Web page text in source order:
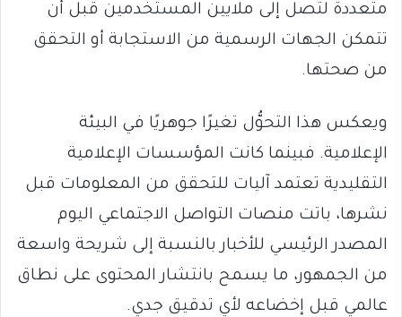
متعددة لتصل إلى ملايين المستخدمين قبل أن
تتمكن الجهات الرسمية من الاستجابة أو التحقق
من صحتها.
ويعكس هذا التحوُّل تغيرًا جوهريًا في البيئة
الإعلامية. فبينما كانت المؤسسات الإعلامية
التقليدية تعتمد آليات للتحقق من المعلومات قبل
نشرها، باتت منصات التواصل الاجتماعي اليوم
المصدر الرئيسي للأخبار بالنسبة إلى شريحة واسعة
من الجمهور، ما يسمح بانتشار المحتوى على نطاق
عالمي قبل إخضاعه لأي تدقيق جدي.